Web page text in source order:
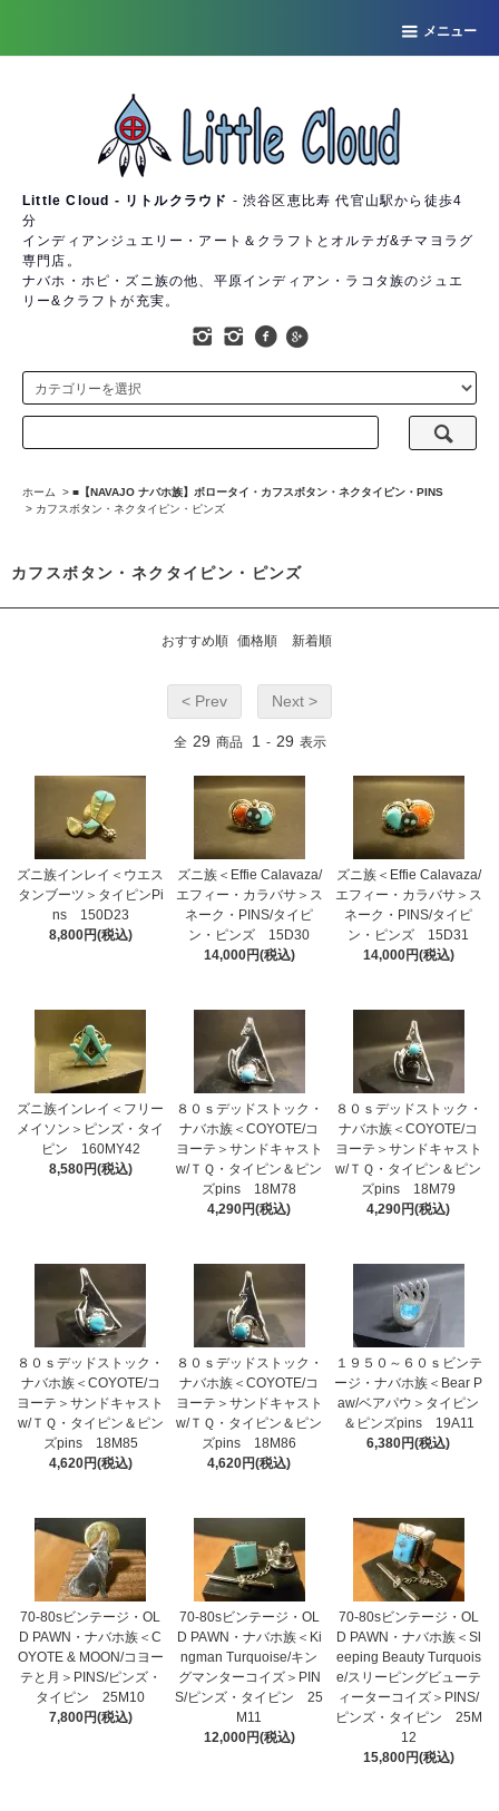
メニュー
Little Cloud - リトルクラウド - 渋谷区恵比寿 代官山駅から徒歩4
分
インディアンジュエリー・アート＆クラフトとオルテガ&チマヨラグ
専門店。
ナバホ・ホピ・ズニ族の他、平原インディアン・ラコタ族のジュエ
リー&クラフトが充実。
ホーム > ■【NAVAJO ナバホ族】ボロータイ・カフスボタン・ネクタイピン・PINS
> カフスボタン・ネクタイピン・ピンズ
カフスボタン・ネクタイピン・ピンズ
おすすめ順 価格順 新着順
< Prev Next >
全 29 商品 1 - 29 表示
ズニ族インレイ＜ウエス
タンブーツ＞タイピンPi
ns 150D23
8,800円(税込)
ズニ族＜Effie Calavaza/
エフィー・カラバサ＞ス
ネーク・PINS/タイピ
ン・ピンズ 15D30
14,000円(税込)
ズニ族＜Effie Calavaza/
エフィー・カラバサ＞ス
ネーク・PINS/タイピ
ン・ピンズ 15D31
14,000円(税込)
ズニ族インレイ＜フリー
メイソン＞ピンズ・タイ
ピン 160MY42
8,580円(税込)
８０ｓデッドストック・
ナバホ族＜COYOTE/コ
ヨーテ＞サンドキャスト
w/ＴＱ・タイピン＆ピン
ズpins 18M78
4,290円(税込)
８０ｓデッドストック・
ナバホ族＜COYOTE/コ
ヨーテ＞サンドキャスト
w/ＴＱ・タイピン＆ピン
ズpins 18M79
4,290円(税込)
８０ｓデッドストック・
ナバホ族＜COYOTE/コ
ヨーテ＞サンドキャスト
w/ＴＱ・タイピン＆ピン
ズpins 18M85
4,620円(税込)
８０ｓデッドストック・
ナバホ族＜COYOTE/コ
ヨーテ＞サンドキャスト
w/ＴＱ・タイピン＆ピン
ズpins 18M86
4,620円(税込)
１９５０～６０ｓビンテ
ージ・ナバホ族＜Bear P
aw/ベアパウ＞タイピン
＆ピンズpins 19A11
6,380円(税込)
70-80sビンテージ・OL
D PAWN・ナバホ族＜C
OYOTE & MOON/コヨー
テと月＞PINS/ピンズ・
タイピン 25M10
7,800円(税込)
70-80sビンテージ・OL
D PAWN・ナバホ族＜Ki
ngman Turquoise/キン
グマンターコイズ＞PIN
S/ピンズ・タイピン 25
M11
12,000円(税込)
70-80sビンテージ・OL
D PAWN・ナバホ族＜Sl
eeping Beauty Turquois
e/スリーピングビューテ
ィーターコイズ＞PINS/
ピンズ・タイピン 25M
12
15,800円(税込)